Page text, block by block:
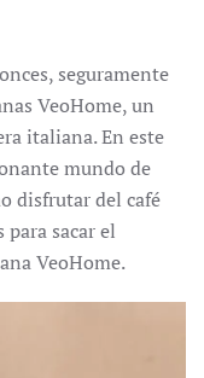
seguramente
VeoHome, un
italiana.En este
mundo de
disfrutar del café
para sacar el
VeoHome.